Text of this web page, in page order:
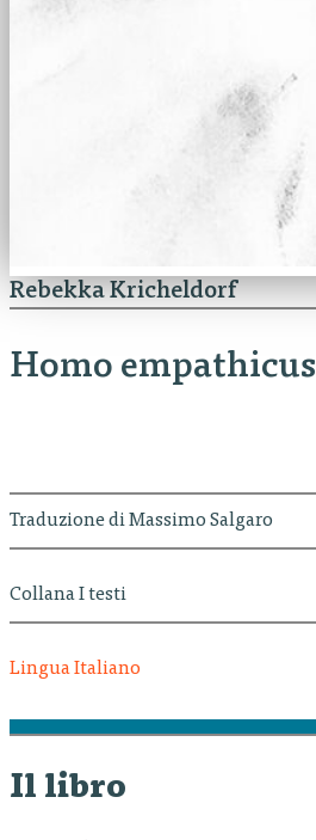
Rebekka Kricheldorf
Homo empathicus
Traduzione di Massimo Salgaro
Collana I testi
Lingua Italiano
Il libro